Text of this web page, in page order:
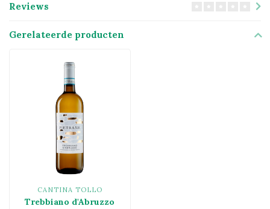
Reviews
Gerelateerde producten
CANTINA TOLLO
Trebbiano d'Abruzzo